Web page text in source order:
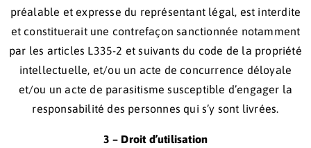
préalable et expresse du représentant légal, est interdite
et constituerait une contrefaçon sanctionnée notamment
par les articles L335-2 et suivants du code de la propriété
intellectuelle, et/ou un acte de concurrence déloyale
et/ou un acte de parasitisme susceptible d’engager la
responsabilité des personnes qui s’y sont livrées.
3 – Droit d’utilisation